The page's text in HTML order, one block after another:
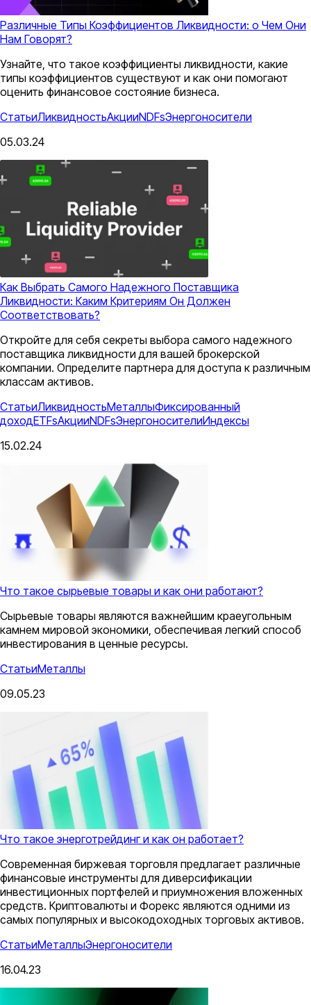
Различные Типы Коэффициентов Ликвидности: о Чем Они
Нам Говорят?
Узнайте, что такое коэффициенты ликвидности, какие
типы коэффициентов существуют и как они помогают
оценить финансовое состояние бизнеса.
СтатьиЛиквидностьАкцииNDFsЭнергоносители
05.03.24
Как Выбрать Самого Надежного Поставщика
Ликвидности: Каким Критериям Он Должен
Соответствовать?
Откройте для себя секреты выбора самого надежного
поставщика ликвидности для вашей брокерской
компании. Определите партнера для доступа к различным
классам активов.
СтатьиЛиквидностьМеталлыФиксированный
доходETFsАкцииNDFsЭнергоносителиИндексы
15.02.24
Что такое сырьевые товары и как они работают?
Сырьевые товары являются важнейшим краеугольным
камнем мировой экономики, обеспечивая легкий способ
инвестирования в ценные ресурсы.
СтатьиМеталлы
09.05.23
Что такое энерготрейдинг и как он работает?
Современная биржевая торговля предлагает различные
финансовые инструменты для диверсификации
инвестиционных портфелей и приумножения вложенных
средств. Криптовалюты и Форекс являются одними из
самых популярных и высокодоходных торговых активов.
СтатьиМеталлыЭнергоносители
16.04.23